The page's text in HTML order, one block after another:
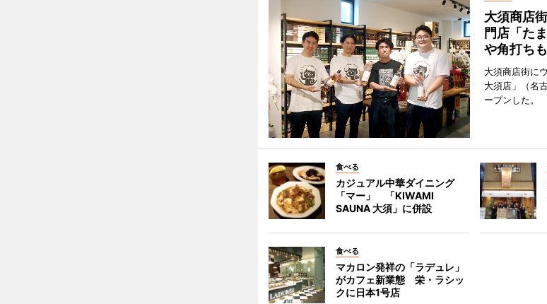
大須商店
門店「た
や角打ちも
大須商店街に
大須店」（名
ープンした。
食べる
カジュアル中華ダイニング
「マー」 「KIWAMI
SAUNA 大須」に併設
食べる
マカロン発祥の「ラデュレ」
がカフェ新業態 栄・ラシッ
クに日本1号店